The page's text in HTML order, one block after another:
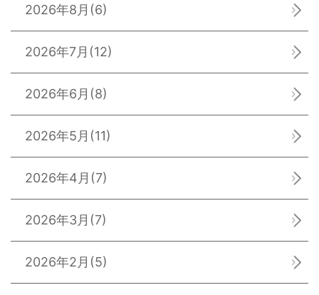
2026年8月 (6)
2026年7月 (12)
2026年6月 (8)
2026年5月 (11)
2026年4月 (7)
2026年3月 (7)
2026年2月 (5)